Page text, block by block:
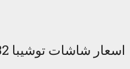
اسعار شاشات توشيبا 32 بوصة